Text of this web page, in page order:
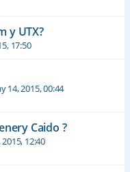
y UTX?
17:50
14, 2015, 00:44
Caido ?
12:40